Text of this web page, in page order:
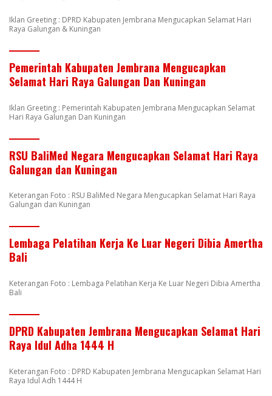
Iklan Greeting : DPRD Kabupaten Jembrana Mengucapkan Selamat Hari
Raya Galungan & Kuningan
Pemerintah Kabupaten Jembrana Mengucapkan
Selamat Hari Raya Galungan Dan Kuningan
Iklan Greeting : Pemerintah Kabupaten Jembrana Mengucapkan Selamat
Hari Raya Galungan Dan Kuningan
RSU BaliMed Negara Mengucapkan Selamat Hari Raya
Galungan dan Kuningan
Keterangan Foto : RSU BaliMed Negara Mengucapkan Selamat Hari Raya
Galungan dan Kuningan
Lembaga Pelatihan Kerja Ke Luar Negeri Dibia Amertha
Bali
Keterangan Foto : Lembaga Pelatihan Kerja Ke Luar Negeri Dibia Amertha
Bali
DPRD Kabupaten Jembrana Mengucapkan Selamat Hari
Raya Idul Adha 1444 H
Keterangan Foto : DPRD Kabupaten Jembrana Mengucapkan Selamat Hari
Raya Idul Adh 1444 H